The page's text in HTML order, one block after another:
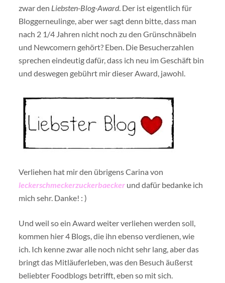
zwar den Liebsten-Blog-Award. Der ist eigentlich für
Bloggerneulinge, aber wer sagt denn bitte, dass man
nach 2 1/4 Jahren nicht noch zu den Grünschnäbeln
und Newcomern gehört? Eben. Die Besucherzahlen
sprechen eindeutig dafür, dass ich neu im Geschäft bin
und deswegen gebührt mir dieser Award, jawohl.
Verliehen hat mir den übrigens Carina von
leckerschmeckerzuckerbaecker und dafür bedanke ich
mich sehr. Danke! : )
Und weil so ein Award weiter verliehen werden soll,
kommen hier 4 Blogs, die ihn ebenso verdienen, wie
ich. Ich kenne zwar alle noch nicht sehr lang, aber das
bringt das Mitläuferleben, was den Besuch äußerst
beliebter Foodblogs betrifft, eben so mit sich.